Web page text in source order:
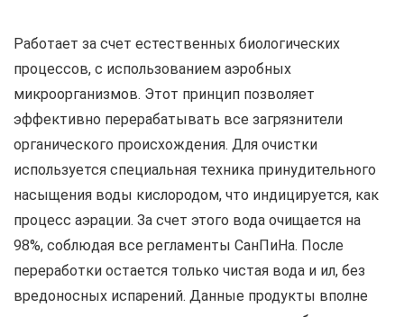
Работает за счет естественных биологических
процессов, с использованием аэробных
микроорганизмов. Этот принцип позволяет
эффективно перерабатывать все загрязнители
органического происхождения. Для очистки
используется специальная техника принудительного
насыщения воды кислородом, что индицируется, как
процесс аэрации. За счет этого вода очищается на
98%, соблюдая все регламенты СанПиНа. После
переработки остается только чистая вода и ил, без
вредоносных испарений. Данные продукты вполне